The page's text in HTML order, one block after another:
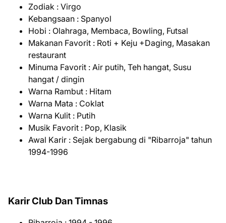
Zodiak : Virgo
Kebangsaan : Spanyol
Hobi : Olahraga, Membaca, Bowling, Futsal
Makanan Favorit : Roti + Keju +Daging, Masakan
restaurant
Minuma Favorit : Air putih, Teh hangat, Susu
hangat / dingin
Warna Rambut : Hitam
Warna Mata : Coklat
Warna Kulit : Putih
Musik Favorit : Pop, Klasik
Awal Karir : Sejak bergabung di "Ribarroja" tahun
1994-1996
Karir Club Dan Timnas